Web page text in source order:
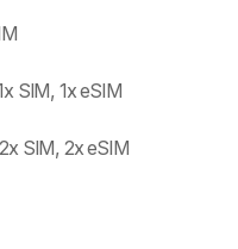
SIM, 1x eSIM
SIM, 2x eSIM